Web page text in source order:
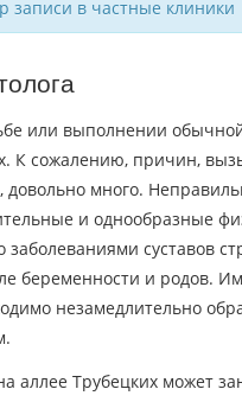
записи в частные клиники
или выполнении
К сожалению, причин,
довольно много.
и однообразные
заболеваниями суставов
беременности и родов.
незамедлительно
аллее Трубецких может